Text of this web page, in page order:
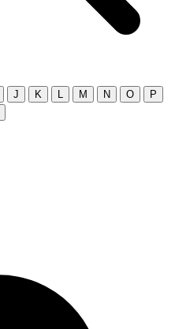
J K M N O
P